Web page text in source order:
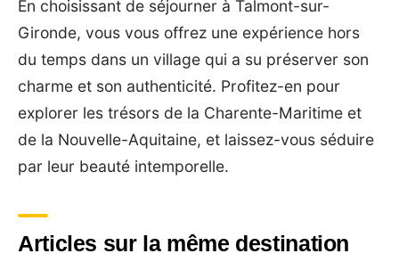
En choisissant de séjourner à Talmont-sur-
Gironde, vous vous offrez une expérience hors
du temps dans un village qui a su préserver son
charme et son authenticité. Profitez-en pour
explorer les trésors de la Charente-Maritime et
de la Nouvelle-Aquitaine, et laissez-vous séduire
par leur beauté intemporelle.
Articles sur la même destination